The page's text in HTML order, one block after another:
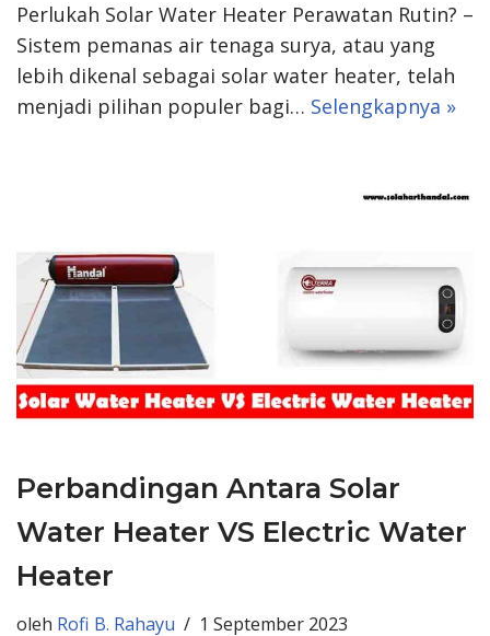
Perlukah Solar Water Heater Perawatan Rutin? –
Sistem pemanas air tenaga surya, atau yang
lebih dikenal sebagai solar water heater, telah
menjadi pilihan populer bagi… Selengkapnya »
Perbandingan Antara Solar
Water Heater VS Electric Water
Heater
oleh Rofi B. Rahayu 1 September 2023